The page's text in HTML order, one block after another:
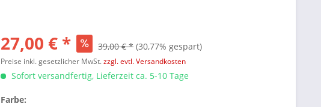
27,00 € * 39,00 € * (30,77% gespart)
Preise inkl. gesetzlicher MwSt.zzgl. evtl. Versandkosten
Sofort versandfertig, Lieferzeit ca. 5-10 Tage
Farbe: